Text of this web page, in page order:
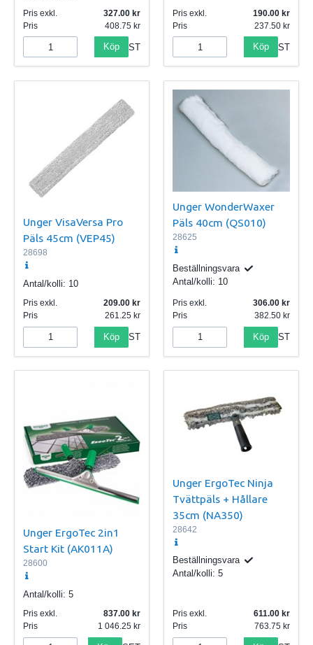
Pris exkl.
327.00
Pris
408.75
Köp ST
Pris exkl.
190.00
Pris
237.50
Köp ST
Unger VisaVersa Pro
Päls 45cm (VEP45)
28698
Antal/kolli: 10
Pris exkl.
209.00
Pris
261.25
Köp ST
Unger WonderWaxer
Päls 40cm (QS010)
28625
Beställningsvara
Antal/kolli: 10
Pris exkl.
306.00
Pris
382.50
Köp ST
Unger ErgoTec 2in1
Start Kit (AK011A)
28600
Antal/kolli: 5
Pris exkl.
837.00
Pris
1 046.25
Unger ErgoTec Ninja
Tvättpäls + Hållare
35cm (NA350)
28642
Beställningsvara
Antal/kolli: 5
Pris exkl.
611.00
Pris
763.75